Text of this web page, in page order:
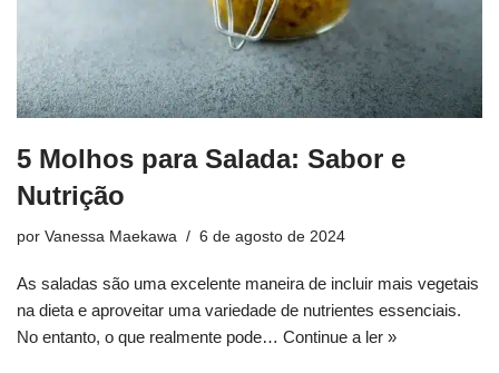
5 Molhos para Salada: Sabor e
Nutrição
por Vanessa Maekawa 6 de agosto de 2024
As saladas são uma excelente maneira de incluir mais vegetais
na dieta e aproveitar uma variedade de nutrientes essenciais.
No entanto, o que realmente pode… Continue a ler »